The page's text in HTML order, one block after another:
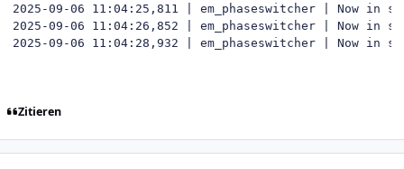
2025-09-06 11:04:25,811 | em_phaseswitcher | Now in
2025-09-06 11:04:26,852 | em_phaseswitcher | Now in
2025-09-06 11:04:28,932 | em_phaseswitcher | Now in
Zitieren